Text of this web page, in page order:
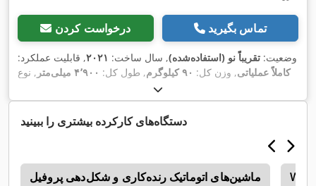
درخواست کردن تماس بگیرید
وضعیت: تقریباً نو (استفاده‌شده), سال ساخت: ۲۰۲۱, قابلیت عملکرد:
کاملاً عملیاتی, وزن کل: ۹۰ کیلوگرم , طول کل: ۴٬۹۰۰ میلی‌متر
, نوع
جریان ورودی:
H
, فرکانس ورودی:۵۰ هرتز ,
دستگاه‌های کارکرده بیشتری را ببینید
ماشین‌های اتوماتیک رنده‌کاری و شکل‌دهی پروفیل